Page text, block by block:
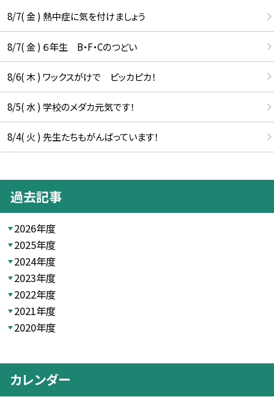
8/7( 金 ) 熱中症に気を付けましょう
8/7( 金 ) ６年生 B・F・Cのつどい
8/6( 木 ) ワックスがけで ピッカピカ！
8/5( 水 ) 学校のメダカ元気です！
8/4( 火 ) 先生たちもがんばっています！
過去記事
2026年度
2025年度
2024年度
2023年度
2022年度
2021年度
2020年度
カレンダー